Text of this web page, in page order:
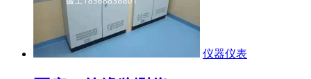
仪器仪表